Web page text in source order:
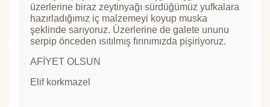
üzerlerine biraz zeytinyağı sürdüğümüz yufkalara
hazırladığımız iç malzemeyi koyup muska
şeklinde sarıyoruz. Üzerlerine de galete ununu
serpip önceden ısıtılmış fırınımızda pişiriyoruz.
AFİYET OLSUN
Elif korkmazel